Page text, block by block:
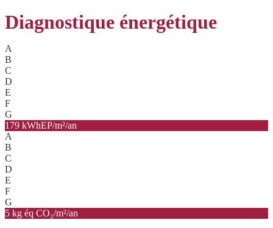
Diagnostique énergétique
A
B
C
D
E
F
G
179 kWhEP/m²/an
A
B
C
D
E
F
G
5 kg éq CO₂/m²/an